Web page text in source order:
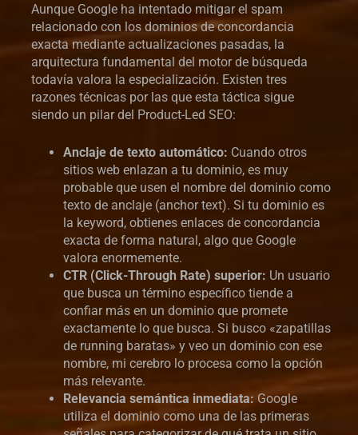
Aunque Google ha intentado mitigar el spam
relacionado con los dominios de concordancia
exacta mediante actualizaciones pasadas, la
arquitectura fundamental del motor de búsqueda
todavía valora la especialización. Existen tres
razones técnicas por las que esta táctica sigue
siendo un pilar del Product-Led SEO:
Anclaje de texto automático: Cuando otros
sitios web enlazan a tu dominio, es muy
probable que usen el nombre del dominio como
texto de anclaje (anchor text). Si tu dominio es
la keyword, obtienes enlaces de concordancia
exacta de forma natural, algo que Google
valora enormemente.
CTR (Click-Through Rate) superior: Un usuario
que busca un término específico tiende a
confiar más en un dominio que promete
exactamente lo que busca. Si busco «zapatillas
de running baratas» y veo un dominio con ese
nombre, mi cerebro lo procesa como la opción
más relevante.
Relevancia semántica inmediata: Google
utiliza el dominio como una de las primeras